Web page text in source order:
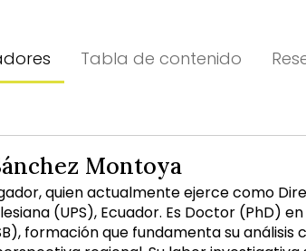
Montoya
quien actualmente ejerce como
(UPS), Ecuador. Es Doctor (PhD)
formación que fundamenta su
Tabla de contenido